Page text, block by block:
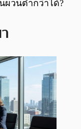
ผวนต่ำกว่าได้?